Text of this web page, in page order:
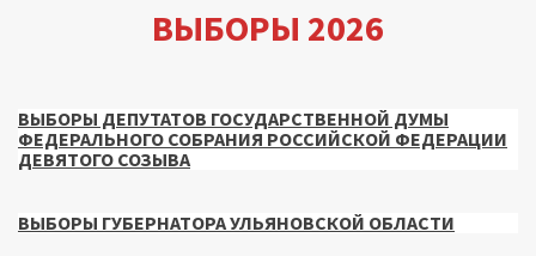
ВЫБОРЫ 2026
ВЫБОРЫ ДЕПУТАТОВ ГОСУДАРСТВЕННОЙ ДУМЫ
ФЕДЕРАЛЬНОГО СОБРАНИЯ РОССИЙСКОЙ ФЕДЕРАЦИИ
ДЕВЯТОГО СОЗЫВА
ВЫБОРЫ ГУБЕРНАТОРА УЛЬЯНОВСКОЙ ОБЛАСТИ